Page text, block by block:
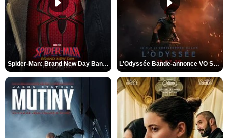
Spider-Man: Brand New Day Bande-annonce VO STFR L'Odyssée Bande-annonce VO STFR